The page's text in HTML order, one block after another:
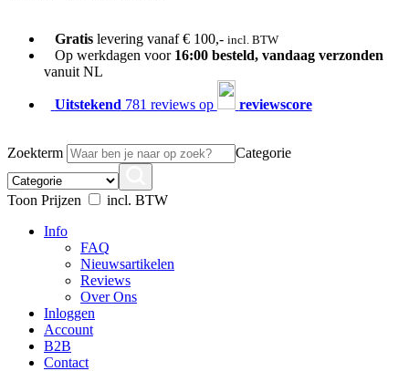
Gratislevering vanaf € 100,- incl. BTW
Op werkdagen voor 16:00 besteld, vandaag verzonden
vanuit NL
Uitstekend 781 reviews op reviewscore
Zoekterm Categorie
Toon Prijzen
incl. BTW
Info
FAQ
Nieuwsartikelen
Reviews
Over Ons
Inloggen
Account
B2B
Contact